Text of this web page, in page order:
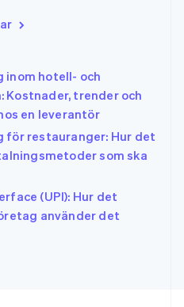
inom hotell- och
Kostnader, trender och
en leverantör
för restauranger: Hur det
som ska
(UPI): Hur det
använder det